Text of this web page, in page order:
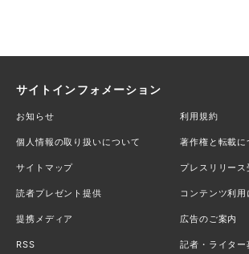
サイトインフォメーション
お知らせ 利用規約
個人情報の取り扱いについて 著作権と転載に
サイトマップ プレスリリース
読者プレゼント提供 コンテンツ利用
提携メディア 広告のご案内
RSS 記者・ライター